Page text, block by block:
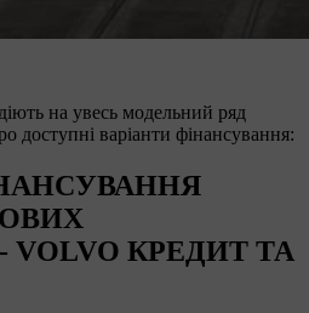
на увесь модельний ряд
доступні варіанти фінансування:
VOLVO КРЕДИТ ТА